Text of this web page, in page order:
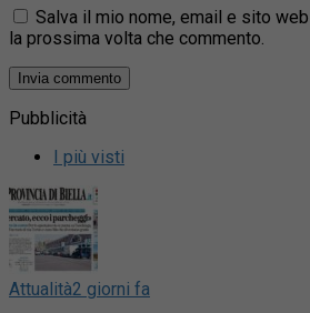
Salva il mio nome, email e sito
la prossima volta che commento.
Pubblicità
I più visti
Attualità2 giorni fa